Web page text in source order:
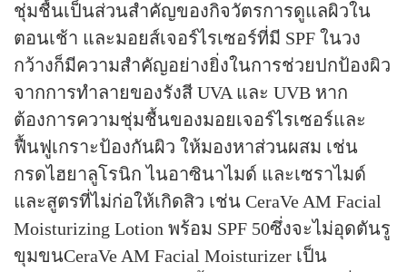
ชุ่มชื้นเป็นส่วนสำคัญของกิจวัตรการดูแลผิวใน
ตอนเช้า และมอยส์เจอร์ไรเซอร์ที่มี SPF ในวง
กว้างก็มีความสำคัญอย่างยิ่งในการช่วยปกป้องผิว
จากการทำลายของรังสี UVA และ UVB หาก
ต้องการความชุ่มชื้นของมอยเจอร์ไรเซอร์และ
ฟื้นฟูเกราะป้องกันผิว ให้มองหาส่วนผสม เช่น
กรดไฮยาลูโรนิก ไนอาซินาไมด์ และเซราไมด์
และสูตรที่ไม่ก่อให้เกิดสิว เช่น CeraVe AM Facial
Moisturizing Lotion พร้อม SPF 50ซึ่งจะไม่อุดตันรู
ขุมขนCeraVe AM Facial Moisturizer เป็น